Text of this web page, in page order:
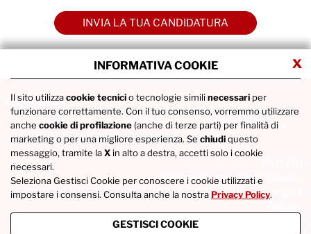
x
INFORMATIVA COOKIE
Il sito utilizzacookie tecnicio tecnologie similinecessari per
funzionare correttamente. Con il tuo consenso, vorremmo utilizzare
anche cookie di profilazione(anche di terze parti) per finalità di
marketing o per una migliore esperienza. Se chiudiquesto
messaggio, tramite laX in alto a destra, accetti solo i cookie
necessari.
Seleziona Gestisci Cookie per conoscere i cookie utilizzati e
impostare i consensi. Consulta anche la nostraPrivacy Policy.
GESTISCI COOKIE
INVIA LA TUA CANDIDATURA
MARR SpA
via Spagna 20 - 47921 Rimini
Tel. +39 0541746111 / Fax +39 0541742422 / P.IVA IT02686290400 /
COD. FISC. 01836980365
DICHIARAZIONE DI ACCESSIBILITÀ
SEGNALAZIONI DI ACCESSIBILITÀ